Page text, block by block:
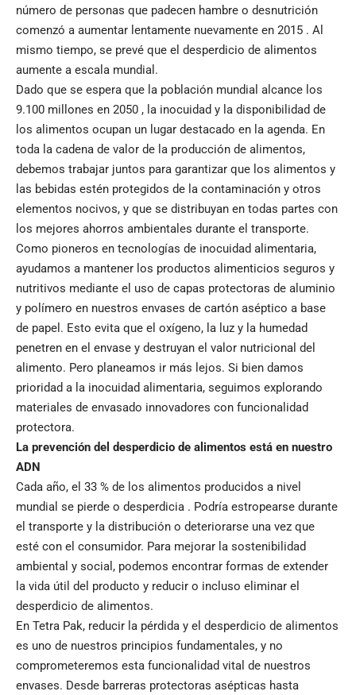
número de personas que padecen hambre o desnutrición
comenzó a aumentar lentamente nuevamente en 2015 . Al
mismo tiempo, se prevé que el desperdicio de alimentos
aumente a escala mundial.
Dado que se espera que la población mundial alcance los
9.100 millones en 2050 , la inocuidad y la disponibilidad de
los alimentos ocupan un lugar destacado en la agenda. En
toda la cadena de valor de la producción de alimentos,
debemos trabajar juntos para garantizar que los alimentos y
las bebidas estén protegidos de la contaminación y otros
elementos nocivos, y que se distribuyan en todas partes con
los mejores ahorros ambientales durante el transporte.
Como pioneros en tecnologías de inocuidad alimentaria,
ayudamos a mantener los productos alimenticios seguros y
nutritivos mediante el uso de capas protectoras de aluminio
y polímero en nuestros envases de cartón aséptico a base
de papel. Esto evita que el oxígeno, la luz y la humedad
penetren en el envase y destruyan el valor nutricional del
alimento. Pero planeamos ir más lejos. Si bien damos
prioridad a la inocuidad alimentaria, seguimos explorando
materiales de envasado innovadores con funcionalidad
protectora.
La prevención del desperdicio de alimentos está en nuestro
ADN
Cada año, el 33 % de los alimentos producidos a nivel
mundial se pierde o desperdicia . Podría estropearse durante
el transporte y la distribución o deteriorarse una vez que
esté con el consumidor. Para mejorar la sostenibilidad
ambiental y social, podemos encontrar formas de extender
la vida útil del producto y reducir o incluso eliminar el
desperdicio de alimentos.
En Tetra Pak, reducir la pérdida y el desperdicio de alimentos
es uno de nuestros principios fundamentales, y no
comprometeremos esta funcionalidad vital de nuestros
envases. Desde barreras protectoras asépticas hasta